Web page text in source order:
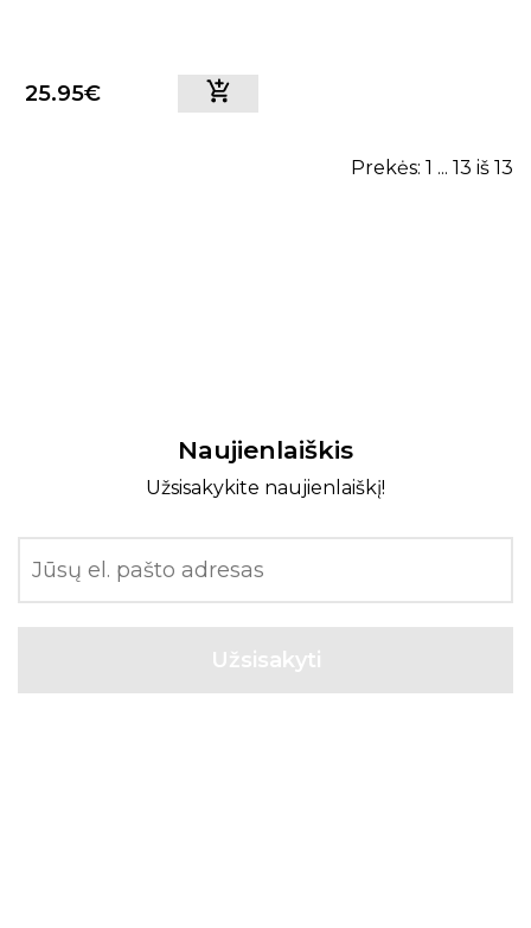
25.95€
Prekės: 1 ... 13 iš 13
Naujienlaiškis
Užsisakykite naujienlaiškį!